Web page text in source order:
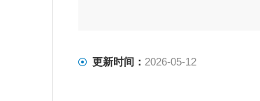
更新时间： 2026-05-12